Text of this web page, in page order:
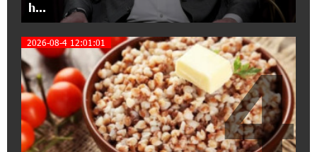
17:58:24 7-08-2026
Վեհափառ Հայրապետը աղոթք է հնչեցնում
ժողովրդի հետ
17:31:07 7-08-2026
Վեհափառի հանդեպ տիտանական
ապօրինություն կա, անասելի ցավ եմ զգում.
Վարդևանյան
հ...
2026-08-4 12:01:01
4